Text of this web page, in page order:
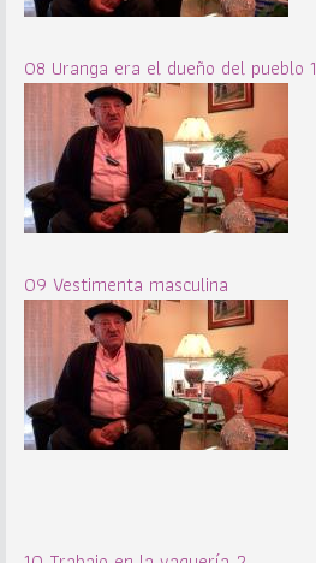
08 Uranga era el dueño del pueblo 1
09 Vestimenta masculina